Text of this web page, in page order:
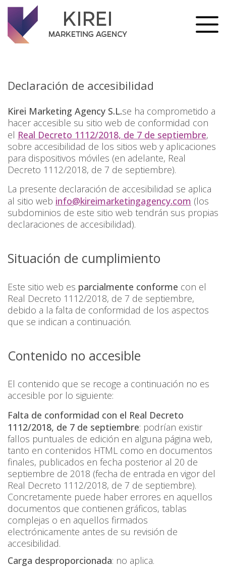
Skip
content
Declaración de accesibilidad
Kirei Marketing Agency S.L.se ha comprometido a
hacer accesible su sitio web de conformidad con
el Real Decreto 1112/2018, de 7 de septiembre,
sobre accesibilidad de los sitios web y aplicaciones
para dispositivos móviles (en adelante, Real
Decreto 1112/2018, de 7 de septiembre).
La presente declaración de accesibilidad se aplica
al sitio web info@kireimarketingagency.com (los
subdominios de este sitio web tendrán sus propias
declaraciones de accesibilidad).
Situación de cumplimiento
Este sitio web es parcialmente conforme con el
Real Decreto 1112/2018, de 7 de septiembre,
debido a la falta de conformidad de los aspectos
que se indican a continuación.
Contenido no accesible
El contenido que se recoge a continuación no es
accesible por lo siguiente:
Falta de conformidad con el Real Decreto
1112/2018, de 7 de septiembre: podrí­an existir
fallos puntuales de edición en alguna página web,
tanto en contenidos HTML como en documentos
finales, publicados en fecha posterior al 20 de
septiembre de 2018 (fecha de entrada en vigor del
Real Decreto 1112/2018, de 7 de septiembre).
Concretamente puede haber errores en aquellos
documentos que contienen gráficos, tablas
complejas o en aquellos firmados
electrónicamente antes de su revisión de
accesibilidad.
Carga desproporcionada: no aplica.